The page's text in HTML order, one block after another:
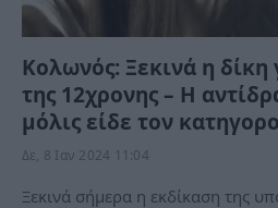
Κολωνός: Ξεκινά η δίκη
της 12χρονης – Η
μόλις είδε τον
Δε, 8 Ιαν 2024 11:04
Ξεκινά σήμερα η εκδίκαση της